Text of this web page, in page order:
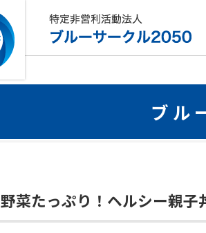
ブル
野菜たっぷり！ヘルシー親子